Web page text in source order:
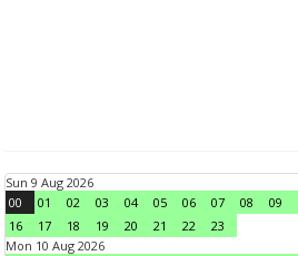
Sun 9 Aug 2026
00
01 02 03 04 05 06 07 08 09
16
17 18 19 20 21 22
23
Mon 10 Aug 2026